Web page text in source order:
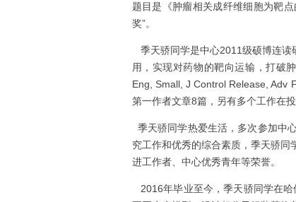
题目是《肿瘤相关成纤维细胞为靶
奖”。
季天骄同学是中心2011级硕博连读
用，实现对药物的靶向运输，打破
Eng, Small, J Control Release, Adv
第一作者文章8篇，另有多个工作在
季天骄同学热爱生活，多次参加中
究工作和优秀的综合素质，季天骄
进工作者、中心优秀青年等荣誉。
2016年毕业至今，季天骄同学在